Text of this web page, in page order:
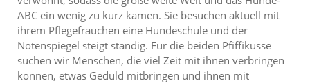
ABC ein wenig zu kurz kamen. Sie besuchen aktuell mit
ihrem Pflegefrauchen eine Hundeschule und der
Notenspiegel steigt ständig. Für die beiden Pfiffikusse
suchen wir Menschen, die viel Zeit mit ihnen verbringen
können, etwas Geduld mitbringen und ihnen mit